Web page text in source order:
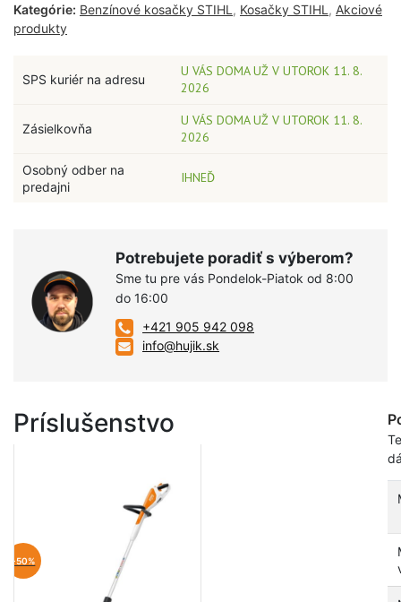
Kategórie: Benzínové kosačky STIHL , Kosačky STIHL , Akciové
produkty
SPS kuriér na adresu
U VÁS DOMA UŽ V UTOROK 11. 8.
2026
Zásielkovňa
U VÁS DOMA UŽ V UTOROK 11. 8.
2026
Osobný odber na
predajni
IHNEĎ
Potrebujete poradiť s výberom?
Sme tu pre vás Pondelok-Piatok od 8:00
do 16:00
+421 905 942 098
info@hujik.sk
Príslušenstvo
-50%